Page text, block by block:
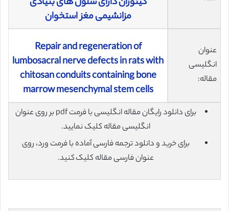
مزانشیمی مغز استخوان
عنوان
انگلیسی
مقاله:
Repair and regeneration of
lumbosacral nerve defects in rats with
chitosan conduits containing bone
marrow mesenchymal stem cells
برای دانلود رایگان مقاله انگلیسی با فرمت pdf بر روی عنوان
انگلیسی مقاله کلیک نمایید.
برای خرید و دانلود ترجمه فارسی آماده با فرمت ورد، روی
عنوان فارسی مقاله کلیک کنید.